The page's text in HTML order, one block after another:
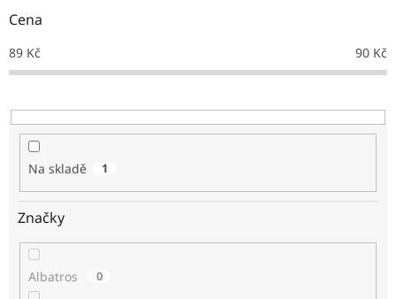
d
k
t
Cena
89 Kč 90 Kč
Na skladě 1
Značky
Albatros 0